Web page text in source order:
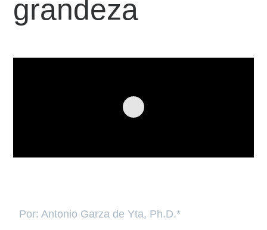
grandeza
Por: Antonio Garza de Yta, Ph.D.*